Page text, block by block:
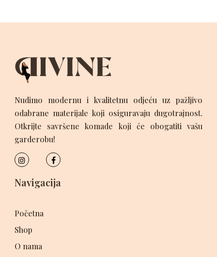
Nudimo modernu i kvalitetnu odjeću uz pažljivo
odabrane materijale koji osiguravaju dugotrajnost.
Otkrijte savršene komade koji će obogatiti vašu
garderobu!
Navigacija
Početna
Shop
O nama